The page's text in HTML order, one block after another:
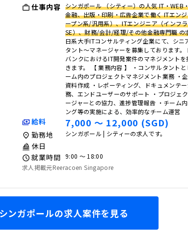
仕事内容 シンガポール （シティー）の人気 IT・WEB
金融、出版・印刷・広告企業で働く ITエン
ープン系/汎用系）、ITエンジニア（インフ
SE）、財務/会計/経理/その他金融専門職 の
日系大手ITコンサルティング企業にて、シニ
タント～マネージャーを募集しております。
バンクにおけるIT開発案件のマネジメント
きます。 【 業務内容 】 ・コンサルタント
ーム内のプロジェクトマネジメント業務 ・
資料作成 ・レポーティング、ドキュメンテ
務、エンドユーザーのサポート ・プロジェ
ージャーとの協力、進捗管理報告 ・チーム
ング等の実施による、効率的なチーム運営
給料 7,000 〜 12,000 (SGD)
勤務地 シンガポール | シティーの求人です。
休日
就業時間 9:00 〜 18:00
求人掲載元Reeracoen Singapore
ンガポールの求人案件を見る